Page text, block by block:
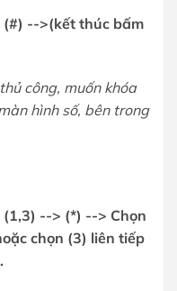
(#) -->(kết thúc bấm
công, muốn khóa
hình số, bên trong
--> (*) --> Chọn
chọn (3) liên tiếp